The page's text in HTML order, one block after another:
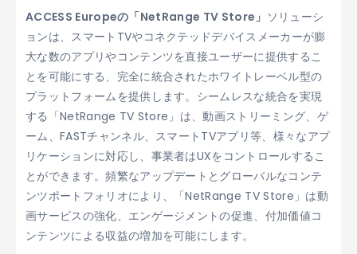
ACCESS Europeの「NetRange TV Store」 ソリューシ
ョンは、スマートTVやコネクテッドデバイスメーカーが膨
大な数のアプリやコンテンツを直接ユーザーに提供するこ
とを可能にする、完全に統合されたホワイトレーベル型の
プラットフォームを提供します。シームレスな統合を実現
する「NetRange TV Store」は、動画ストリーミング、ゲ
ーム、FASTチャンネル、スマートTVアプリ等、様々なアプ
リケーションに対応し、事業者はUXをコントロールするこ
とができます。頻繁なアップデートとグローバルなコンテ
ンツポートフォリオにより、「NetRange TV Store」は動
画サービスの強化、エンゲージメントの促進、付加価値コ
ンテンツによる収益の増加を可能にします。